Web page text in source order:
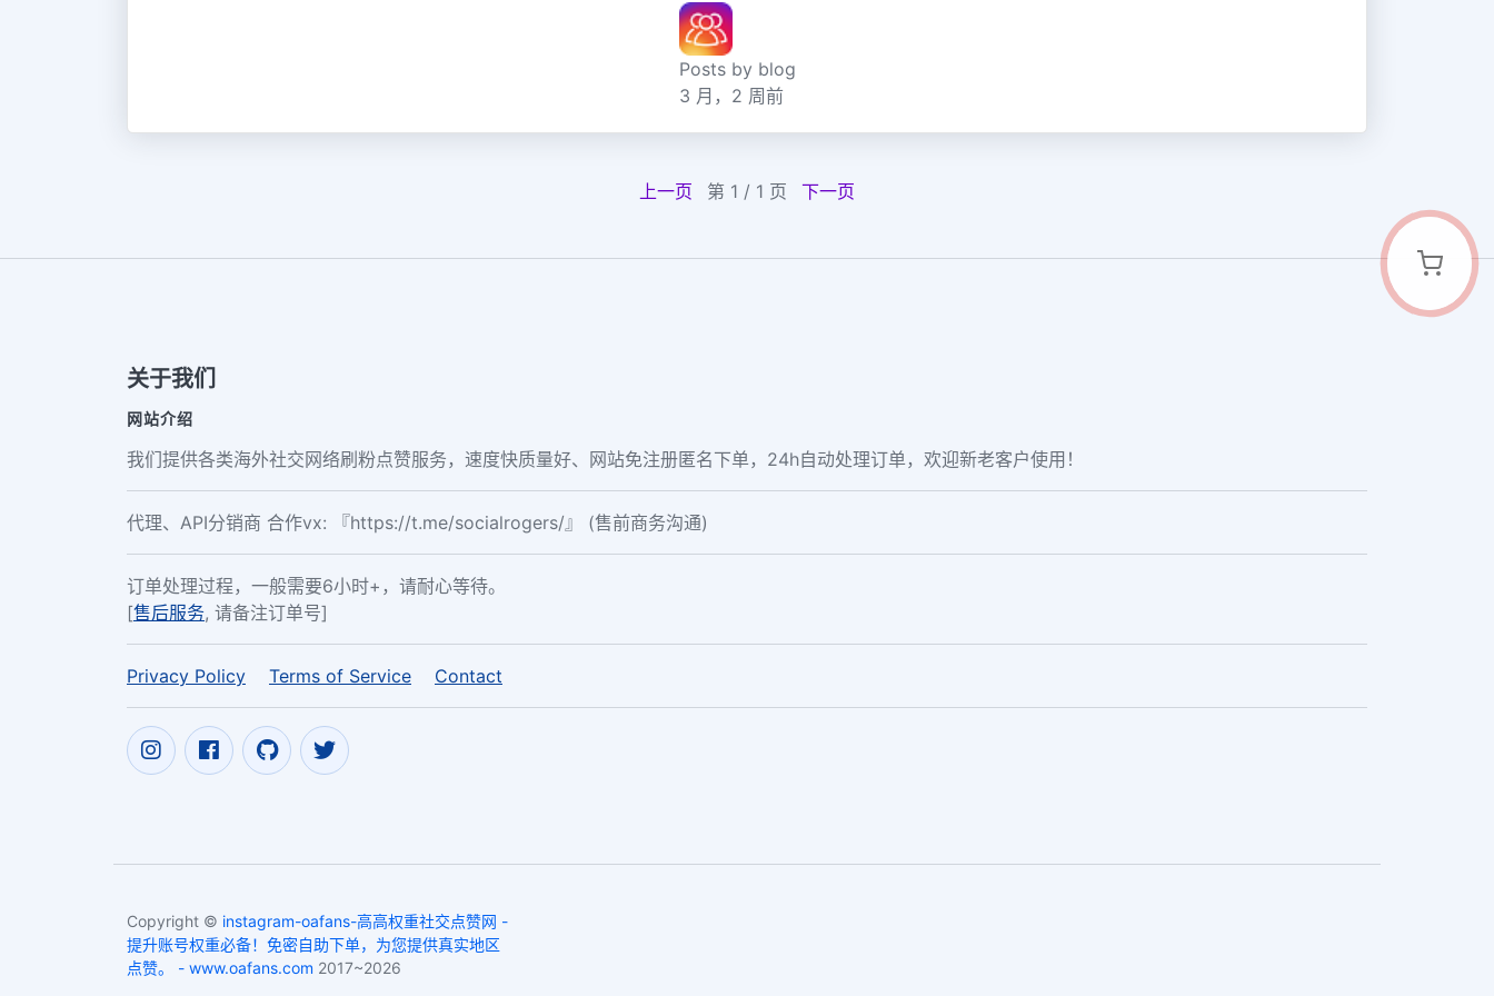
Posts by blog
3 月，2 周前
上一页 第 1 / 1 页 下一页
关于我们
网站介绍
我们提供各类海外社交网络刷粉点赞服务，速度快质量好、网站免注册匿名下单，24h自动处理订单，欢迎新老客户使用！
代理、API分销商 合作vx: 『https://t.me/socialrogers/』 (售前商务沟通)
订单处理过程，一般需要6小时+，请耐心等待。
[售后服务, 请备注订单号]
Privacy Policy Terms of Service Contact
Copyright © instagram-oafans-高高权重社交点赞网 -
提升账号权重必备！免密自助下单，为您提供真实地区
点赞。 - www.oafans.com 2017~2026